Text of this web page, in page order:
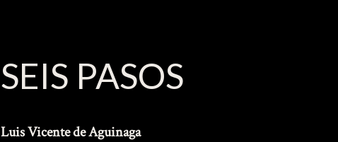
SEIS PASOS
Luis Vicente de Aguinaga